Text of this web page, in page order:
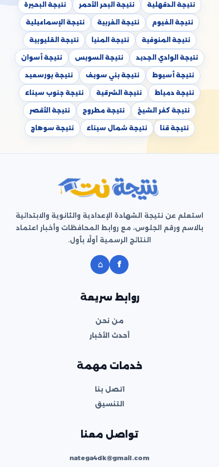
نتيجة الدقهلية نتيجة البحر الأحمر نتيجة البحيرة
نتيجة الفيوم نتيجة الغربية نتيجة الإسماعيلية
نتيجة المنوفية نتيجة المنيا نتيجة القليوبية
نتيجة الوادي الجديد نتيجة السويس نتيجة أسوان
نتيجة أسيوط نتيجة بني سويف نتيجة بورسعيد
نتيجة دمياط نتيجة الشرقية نتيجة جنوب سيناء
نتيجة كفر الشيخ نتيجة مطروح نتيجة الأقصر
نتيجة قنا نتيجة شمال سيناء نتيجة سوهاج
استعلم عن نتيجة الشهادة الإعدادية والثانوية والابتدائية
بالاسم ورقم الجلوس، مع روابط المحافظات وأخبار اعتماد
النتائج الرسمية أولًا بأول.
f
⌂
روابط سريعة
من نحن
أحدث الأخبار
خدمات مهمة
اتصل بنا
التنسيق
تواصل معنا
natega4dk@gmail.com